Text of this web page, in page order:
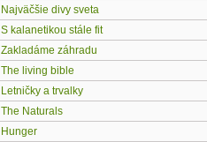
Najväčšie divy sveta
S kalanetikou stále fit
Zakladáme záhradu
The living bible
Letničky a trvalky
The Naturals
Hunger